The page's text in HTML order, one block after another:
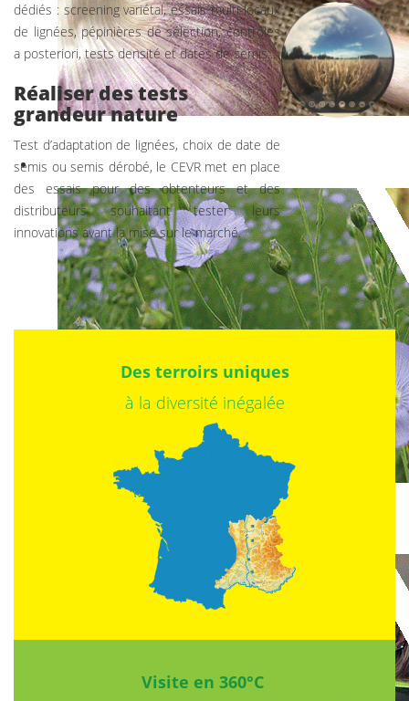
dédiés : screening variétal, essais multi-locaux
de lignées, pépinières de sélection, contrôles
a posteriori, tests densité et dates de semis...
Réaliser des tests
grandeur nature
Test d’adaptation de lignées, choix de date de
semis ou semis dérobé, le CEVR met en place
des essais pour des obtenteurs et des
distributeurs souhaitant tester leurs
innovations avant la mise sur le marché.
Des terroirs uniques
à la diversité inégalée
Visite en 360°C